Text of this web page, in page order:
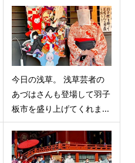
今日の浅草。 浅草芸者の
あづはさんも登場して羽子
板市を盛り上げてくれま...